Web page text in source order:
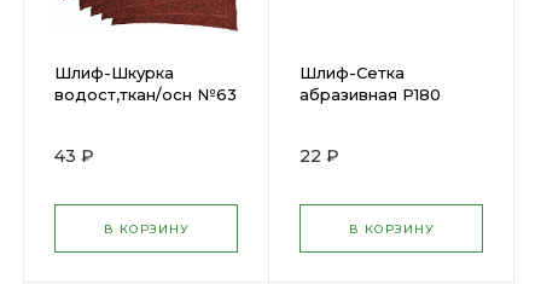
Шлиф-Шкурка
водост,ткан/осн №63
43 ₽
В КОРЗИНУ
Шлиф-Сетка
абразивная Р180
22 ₽
В КОРЗИНУ